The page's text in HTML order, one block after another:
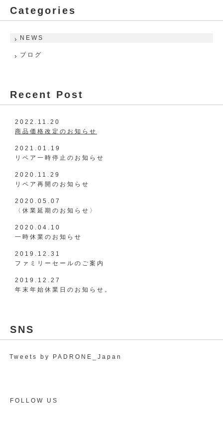
Categories
NEWS
ブログ
Recent Post
2022.11.20
商品価格改定のお知らせ
2021.01.19
リペア一時停止のお知らせ
2020.11.29
リペア再開のお知らせ
2020.05.07
〈休業延期のお知らせ〉
2020.04.10
一時休業のお知らせ
2019.12.31
ファミリーセールのご案内
2019.12.27
年末年始休業日のお知らせ。
SNS
Tweets by PADRONE_Japan
FOLLOW US